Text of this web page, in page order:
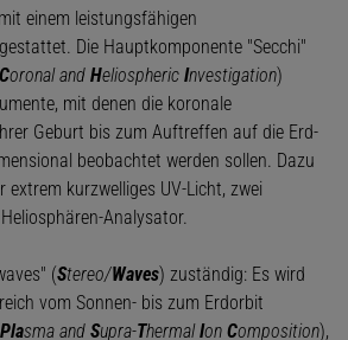
einem leistungsfähigen
Die Hauptkomponente "Secchi"
Coronal and Heliospheric Investigation)
mit denen die koronale
Geburt bis zum Auftreffen auf die Erd-
beobachtet werden sollen. Dazu
extrem kurzwelliges UV-Licht, zwei
Analysator.
(Stereo/Waves) zuständig: Es wird
vom Sonnen- bis zum Erdorbit
Plasma and Supra-ThermalIon Composition),